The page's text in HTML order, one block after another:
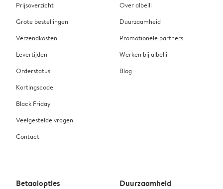
Prijsoverzicht
Grote bestellingen
Verzendkosten
Levertijden
Orderstatus
Kortingscode
Black Friday
Veelgestelde vragen
Contact
Over albelli
Duurzaamheid
Promotionele partners
Werken bij albelli
Blog
Betaalopties Duurzaamheid